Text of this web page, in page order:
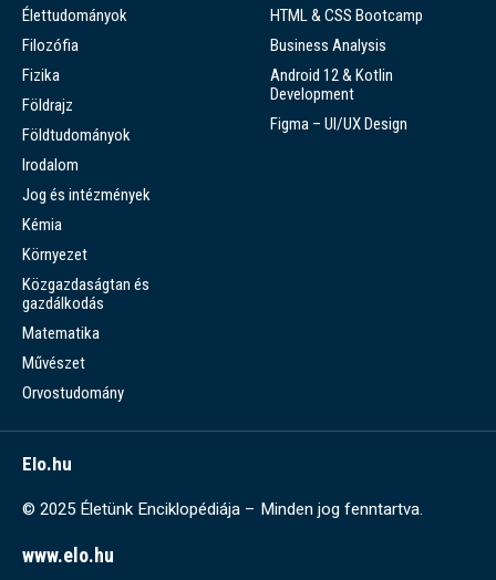
Élettudományok
Filozófia
Fizika
Földrajz
Földtudományok
Irodalom
Jog és intézmények
Kémia
Környezet
Közgazdaságtan és
gazdálkodás
Matematika
Művészet
Orvostudomány
HTML & CSS Bootcamp
Business Analysis
Android 12 & Kotlin
Development
Figma – UI/UX Design
Elo.hu
© 2025 Életünk Enciklopédiája – Minden jog fenntartva.
www.elo.hu